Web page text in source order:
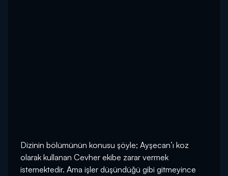
Dizinin bölümünün konusu şöyle; Ayşecan’ı koz
olarak kullanan Cevher ekibe zarar vermek
istemektedir. Ama işler düşündüğü gibi gitmeyince